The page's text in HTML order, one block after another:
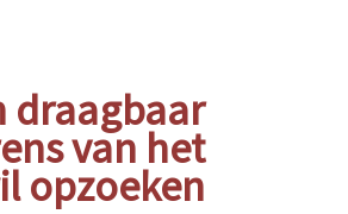
draagbaar
van het
opzoeken